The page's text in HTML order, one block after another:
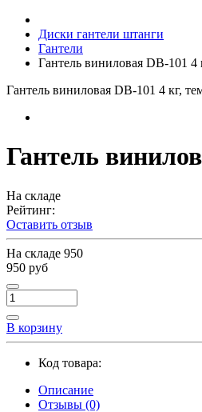
Диски гантели штанги
Гантели
Гантель виниловая DB-101 4
Гантель виниловая DB-101 4 кг,
Гантель
На складе
Рейтинг:
Оставить отзыв
На складе 950
950 руб
В корзину
Код товара:
Описание
Отзывы (0)